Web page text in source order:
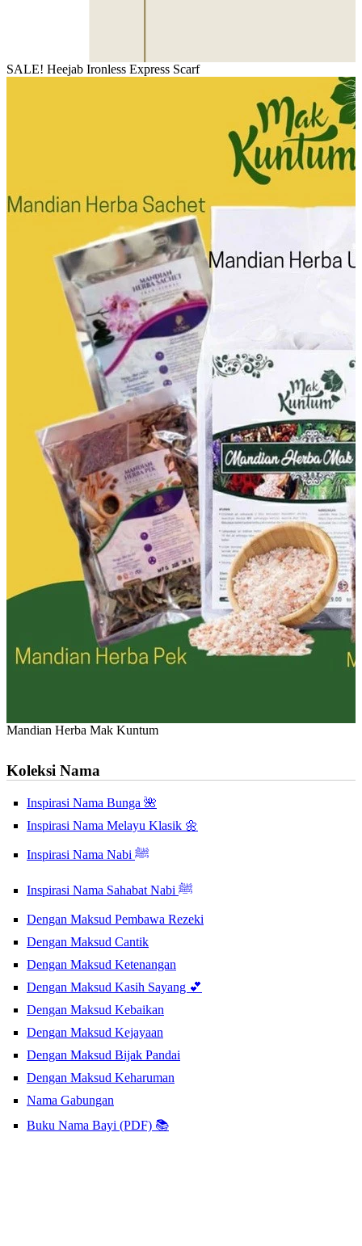
SALE! Heejab Ironless Express Scarf
Mandian Herba Mak Kuntum
Koleksi Nama
Inspirasi Nama Bunga 🌺
Inspirasi Nama Melayu Klasik 🌼
Inspirasi Nama Nabi ﷺ
Inspirasi Nama Sahabat Nabi ﷺ
Dengan Maksud Pembawa Rezeki
Dengan Maksud Cantik
Dengan Maksud Ketenangan
Dengan Maksud Kasih Sayang 💕
Dengan Maksud Kebaikan
Dengan Maksud Kejayaan
Dengan Maksud Bijak Pandai
Dengan Maksud Keharuman
Nama Gabungan
Buku Nama Bayi (PDF) 📚